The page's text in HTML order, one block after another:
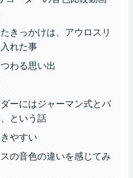
きっかけは、アウロスリ
れた事
わる思い出
ーにはジャーマン式とバ
という話
やすい
の音色の違いを感じてみ